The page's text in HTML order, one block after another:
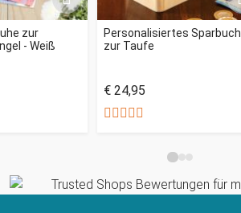
zur
- Weiß
Personalisiertes Sparbuch
zur Taufe
€ 24,95